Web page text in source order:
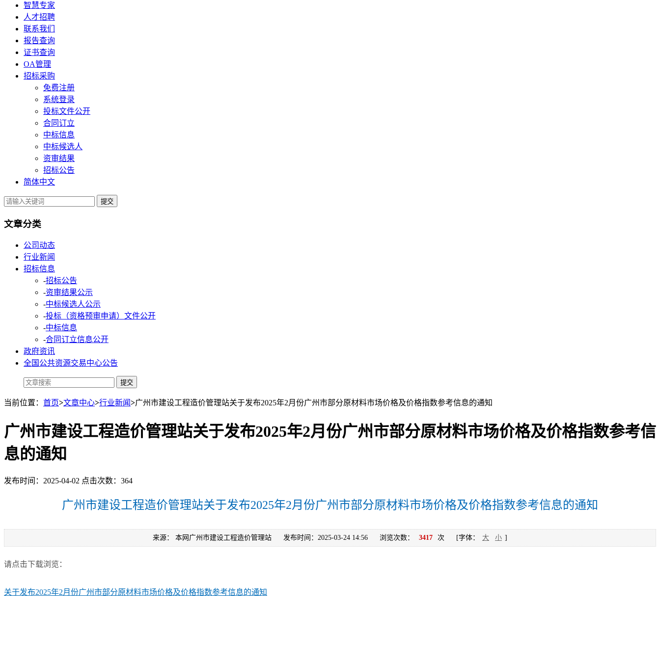
智慧专家
人才招聘
联系我们
报告查询
证书查询
OA管理
招标采购
免费注册
系统登录
投标文件公开
合同订立
中标信息
中标候选人
资审结果
招标公告
简体中文
提交
文章分类
公司动态
行业新闻
招标信息
-招标公告
-资审结果公示
-中标候选人公示
-投标（资格预审申请）文件公开
-中标信息
-合同订立信息公开
政府资讯
全国公共资源交易中心公告
当前位置： 首页>文章中心>行业新闻>广州市建设工程造价管理站关于发布2025年2月份广州市部分原材料市场价格及价格指数参考信息的通知
广州市建设工程造价管理站关于发布2025年2月份广州市部分原材料市场价格及价格指数参考信
息的通知
发布时间：2025-04-02 点击次数：364
广州市建设工程造价管理站关于发布2025年2月份广州市部分原材料市场价格及价格指数参考信息的通知
来源： 本网广州市建设工程造价管理站 发布时间：2025-03-24 14:56 浏览次数： 3417 次 [字体： 大 小 ]
请点击下载浏览：
关于发布2025年2月份广州市部分原材料市场价格及价格指数参考信息的通知